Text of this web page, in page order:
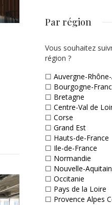
Par région
Vous souhaitez
région ?
☐ Auvergne-
☐ Bourgogne-
☐ Bretagne
☐ Centre-Val de
☐ Corse
☐ Grand Est
☐ Hauts-de-France
☐ Ile-de-France
☐ Normandie
☐ Nouvelle-
☐ Occitanie
☐ Pays de la Loire
☐ Provence Alpes